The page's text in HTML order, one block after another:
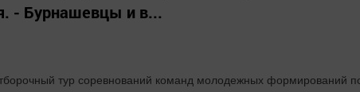
- Бурнашевцы и в...
тур соревнований команд молодежных формирований